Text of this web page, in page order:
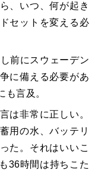
、いつ、何が起き
セットを変える必
前にスウェーデン
に備える必要があ
も言及。
は非常に正しい。
用の水、バッテリ
た。それはいいこ
36時間は持ちこた